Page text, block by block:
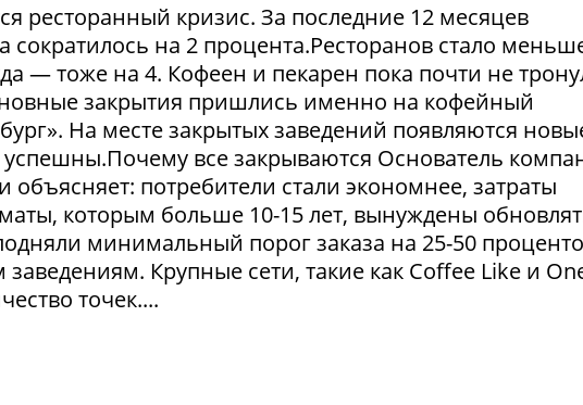
ресторанный кризис. За последние 12 месяцев
сократилось на 2 процента.Ресторанов стало
— тоже на 4. Кофеен и пекарен пока почти не
закрытия пришлись именно на кофейный
На месте закрытых заведений появляются
успешны.Почему все закрываются Основатель
потребители стали экономнее, затраты
которым больше 10-15 лет, вынуждены
минимальный порог заказа на 25-50
Крупные сети, такие как Coffee Like и
точек....